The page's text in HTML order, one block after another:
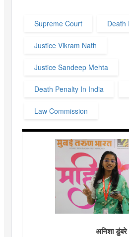
Supreme Court Death
Justice Vikram Nath
Justice Sandeep Mehta
Death Penalty In India
Law Commission
अनिशा डुंबरे